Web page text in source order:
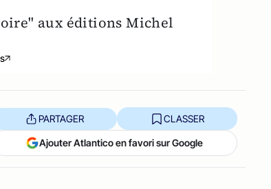
aux éditions Michel
PARTAGER CLASSER
Ajouter Atlantico en favori sur Google